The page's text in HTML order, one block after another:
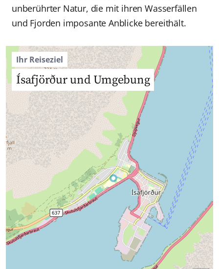
unberührter Natur, die mit ihren Wasserfällen
und Fjorden imposante Anblicke bereithält.
Ihr Reiseziel
Ísafjörður und Umgebung